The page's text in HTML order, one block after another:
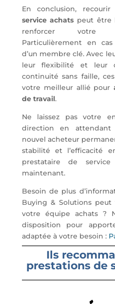
En conclusion,
service achats peut être
renforcer votre
Particulièrement en cas
d’un membre clé. Avec
leur flexibilité et leur
continuité sans faille,
votre meilleur allié pour
de travail.
Ne laissez pas votre
direction en attendant
nouvel acheteur
stabilité et l’efficacité
prestataire de
maintenant.
Besoin de plus
Buying & Solutions
votre équipe achats ?
disposition pour
adaptée à votre besoin :
Ils
prestations de